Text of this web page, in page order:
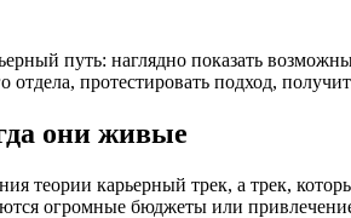
путь: наглядно показать
протестировать подход,
они живые
теории карьерный трек, а трек,
огромные бюджеты или